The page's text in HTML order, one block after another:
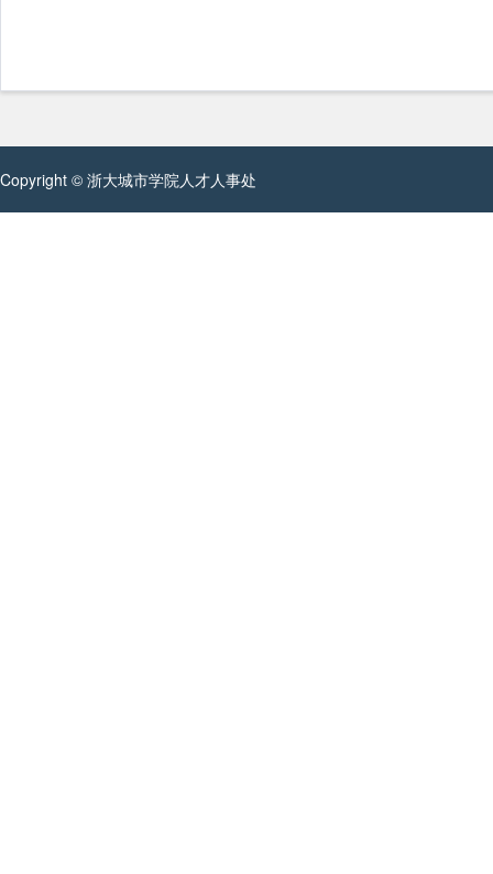
Copyright © 浙大城市学院人才人事处